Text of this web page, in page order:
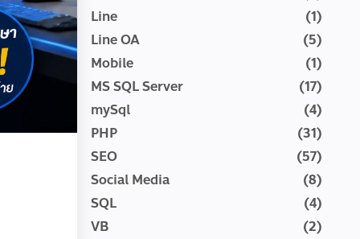
Line
(1)
Line OA
(5)
Mobile
(1)
MS SQL Server
(17)
mySql
(4)
PHP
(31)
SEO
(57)
Social Media
(8)
SQL
(4)
VB
(2)